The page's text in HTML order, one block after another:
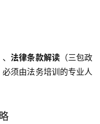
、法律条款解读（三包政
必须由法务培训的专业人